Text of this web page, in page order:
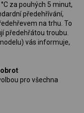
za pouhých 5 minut,
předehřívání,
na trhu. To
předehřátou troubu.
vás informuje,
pro všechna